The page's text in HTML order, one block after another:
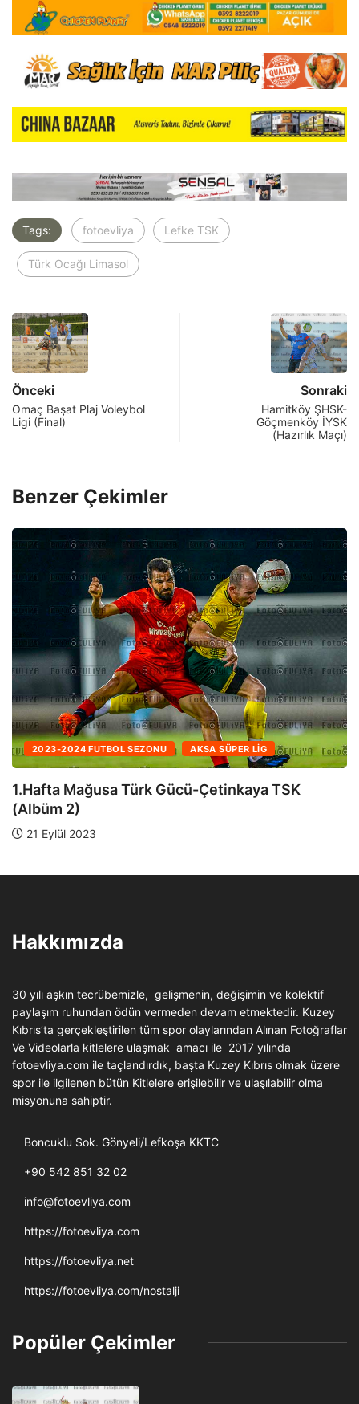
Tags: fotoevliya Lefke TSK
Türk Ocağı Limasol
Önceki
Omaç Başat Plaj Voleybol
Ligi (Final)
Sonraki
Hamitköy ŞHSK-
Göçmenköy İYSK
(Hazırlık Maçı)
Benzer Çekimler
2023-2024 FUTBOL SEZONU AKSA SÜPER LIG
1.Hafta Mağusa Türk Gücü-Çetinkaya TSK
(Albüm 1)
21 Eylül 2023
Hakkımızda
30 yılı aşkın tecrübemizle, gelişmenin, değişimin ve kolektif
paylaşım ruhundan ödün vermeden devam etmektedir. Kuzey
Kıbrıs’ta gerçekleştirilen tüm spor olaylarından Alınan Fotoğraflar
Ve Videolarla kitlelere ulaşmak amacı ile 2017 yılında
fotoevliya.com ile taçlandırdık, başta Kuzey Kıbrıs olmak üzere
spor ile ilgilenen bütün Kitlelere erişilebilir ve ulaşılabilir olma
misyonuna sahiptir.
Boncuklu Sok. Gönyeli/Lefkoşa KKTC
+90 542 851 32 02
info@fotoevliya.com
https://fotoevliya.com
https://fotoevliya.net
https://fotoevliya.com/nostalji
Popüler Çekimler